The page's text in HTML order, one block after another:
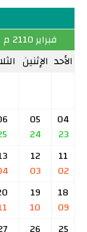
فبراير 2110 م
الأحد الإثنين
04
23
05
24
11
02
12
03
18
09
19
10